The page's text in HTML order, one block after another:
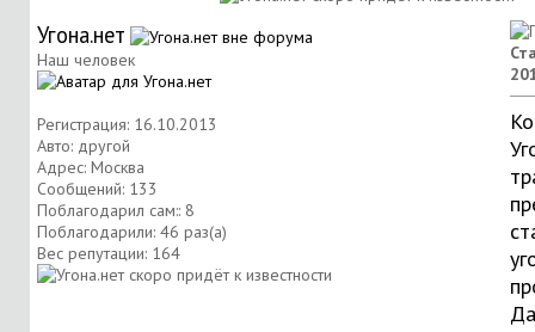
Угона.нет
Наш человек
Регистрация: 16.10.2013
Авто: другой
Адрес: Москва
Сообщений: 133
Поблагодарил сам:: 8
Поблагодарили: 46 раз(а)
Вес репутации: 164